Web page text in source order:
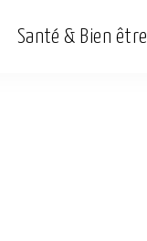
Santé & Bien être